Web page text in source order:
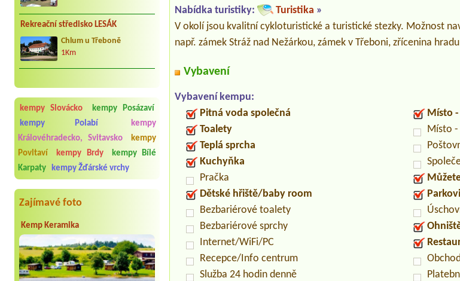
Rekreační středisko LESÁK
Chlum u Třeboně
1Km
kempy Slovácko
kempy Posázaví
kempy Polabí
kempy
Královéhradecko, Svitavsko
kempy
Povltaví
kempy Brdy
kempy Bílé
Karpaty kempy Žďárské vrchy
Zajímavé foto
Kemp Keramika
Nabídka turistiky: Turistika »
V okolí jsou kvalitní cykloturistické a turistické stezky. Možnost
např. zámek Stráž nad Nežárkou, zámek v Třeboni, zřícenina
Vybavení
Vybavení kempu:
Pitná voda společná
Toalety
Teplá sprcha
Kuchyňka
Pračka
Dětské hřiště/baby room
Bezbariérové toalety
Bezbariérové sprchy
Internet/WiFi/PC
Recepce/Info centrum
Služba 24 hodin denně
Místo
Místo
Obchod